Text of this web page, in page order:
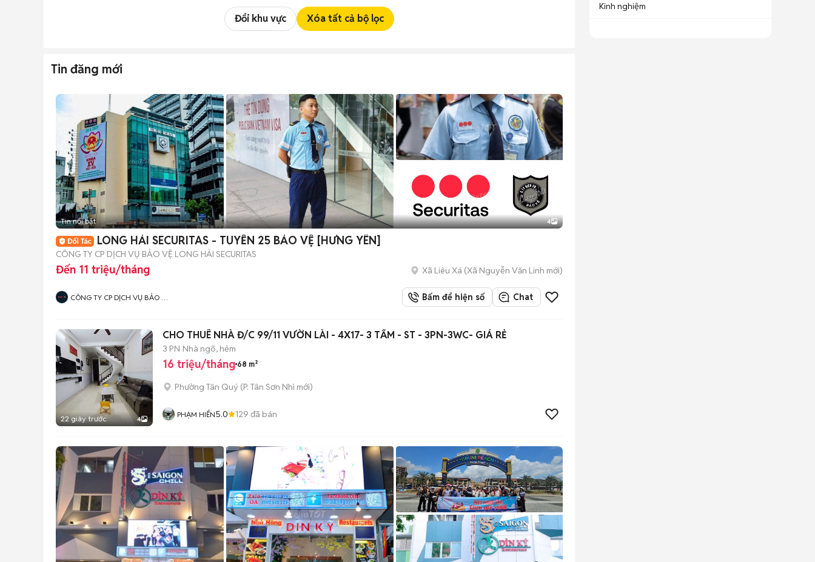
Đổi khu vực Xóa tất cả bộ lọc
Tin đăng mới
Tin nổi bật 4
LONG HẢI SECURITAS - TUYỂN 25 BẢO VỆ [HƯNG YÊN]
CÔNG TY CP DỊCH VỤ BẢO VỆ LONG HẢI SECURITAS
Đến 11 triệu/tháng Xã Liêu Xá (Xã Nguyễn Văn Linh mới)
CÔNG TY CP DỊCH VỤ BẢO VỆ
Bấm để hiện số Chat
22 giây trước 4
CHO THUÊ NHÀ Đ/C 99/11 VƯỜN LÀI - 4X17- 3 TẤM - ST - 3PN-3WC- GIÁ RẺ
3 PN Nhà ngõ, hẻm
16 triệu/tháng 68 m²
Phường Tân Quý (P. Tân Sơn Nhì mới)
PHẠM HIỂN5.0 129 đã bán
Kinh nghiệm